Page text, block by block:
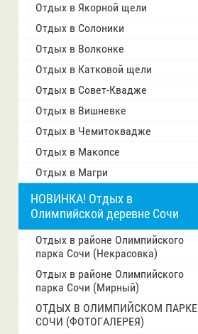
Отдых в Якорной щели
Отдых в Солоники
Отдых в Волконке
Отдых в Катковой щели
Отдых в Совет-Квадже
Отдых в Вишневке
Отдых в Чемитоквадже
Отдых в Макопсе
Отдых в Магри
НОВИНКА! Отдых в
Олимпийской деревне Сочи
Отдых в районе Олимпийского
парка Сочи (Некрасовка)
Отдых в районе Олимпийского
парка Сочи (Мирный)
ОТДЫХ В ОЛИМПИЙСКОМ ПАРКЕ
СОЧИ (ФОТОГАЛЕРЕЯ)